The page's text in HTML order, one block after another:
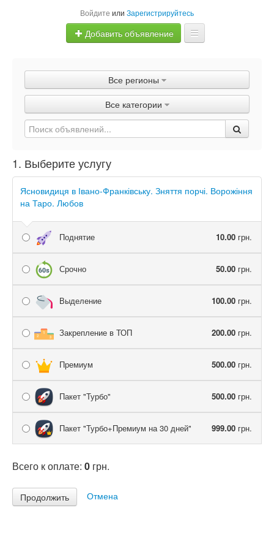
Войдите или Зарегистрируйтесь
Добавить объявление
Объявления
Быстрая продажа
Все регионы
Все категории
1. Выберите услугу
Ясновидиця в Івано-Франківську. Зняття порчі. Ворожіння
на Таро. Любов
Поднятие 10.00 грн.
Срочно 50.00 грн.
Выделение 100.00 грн.
Закрепление в ТОП 200.00 грн.
Премиум 500.00 грн.
Пакет "Турбо" 500.00 грн.
Пакет "Турбо+Премиум на 30 дней" 999.00 грн.
Всего к оплате: 0 грн.
Отмена